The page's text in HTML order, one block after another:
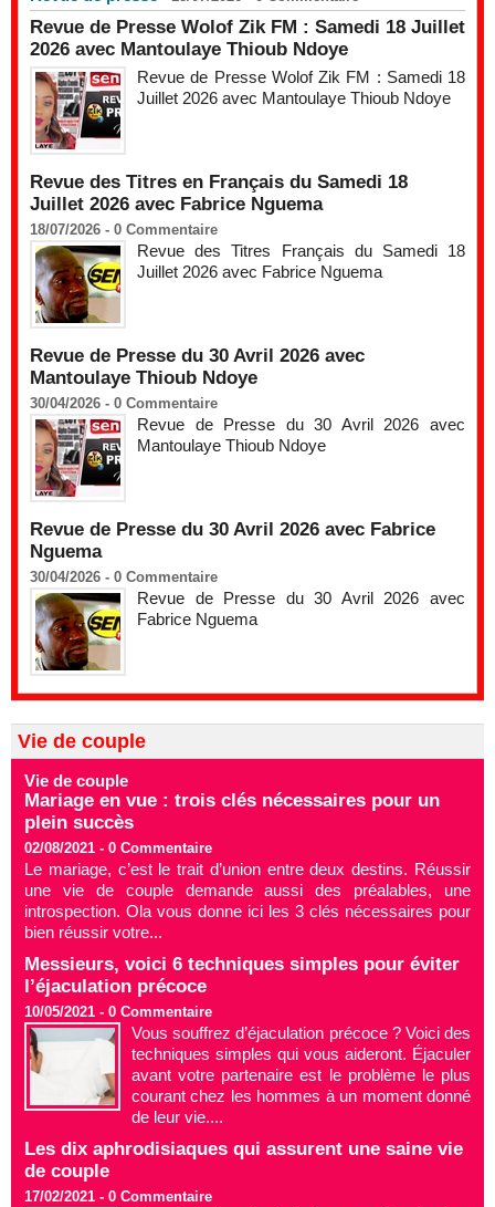
Revue de Presse Wolof Zik FM : Samedi 18 Juillet
2026 avec Mantoulaye Thioub Ndoye
Revue de Presse Wolof Zik FM : Samedi 18
Juillet 2026 avec Mantoulaye Thioub Ndoye
Revue des Titres en Français du Samedi 18
Juillet 2026 avec Fabrice Nguema
18/07/2026 - 0 Commentaire
Revue des Titres Français du Samedi 18
Juillet 2026 avec Fabrice Nguema
Revue de Presse du 30 Avril 2026 avec
Mantoulaye Thioub Ndoye
30/04/2026 - 0 Commentaire
Revue de Presse du 30 Avril 2026 avec
Mantoulaye Thioub Ndoye
Revue de Presse du 30 Avril 2026 avec Fabrice
Nguema
30/04/2026 - 0 Commentaire
Revue de Presse du 30 Avril 2026 avec
Fabrice Nguema
Vie de couple
Vie de couple
Mariage en vue : trois clés nécessaires pour un
plein succès
02/08/2021 - 0 Commentaire
Le mariage, c’est le trait d’union entre deux destins. Réussir
une vie de couple demande aussi des préalables, une
introspection. Ola vous donne ici les 3 clés nécessaires pour
bien réussir votre...
Messieurs, voici 6 techniques simples pour éviter
l’éjaculation précoce
10/05/2021 - 0 Commentaire
Vous souffrez d’éjaculation précoce ? Voici des
techniques simples qui vous aideront. Éjaculer
avant votre partenaire est le problème le plus
courant chez les hommes à un moment donné
de leur vie....
Les dix aphrodisiaques qui assurent une saine vie
de couple
17/02/2021 - 0 Commentaire